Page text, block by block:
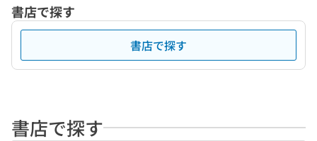
書店で探す
書店で探す
書店で探す